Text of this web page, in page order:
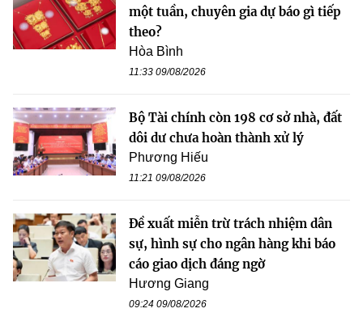
một tuần, chuyên gia dự báo gì tiếp
theo?
Hòa Bình
11:33 09/08/2026
Bộ Tài chính còn 198 cơ sở nhà, đất
dôi dư chưa hoàn thành xử lý
Phương Hiếu
11:21 09/08/2026
Đề xuất miễn trừ trách nhiệm dân
sự, hình sự cho ngân hàng khi báo
cáo giao dịch đáng ngờ
Hương Giang
09:24 09/08/2026